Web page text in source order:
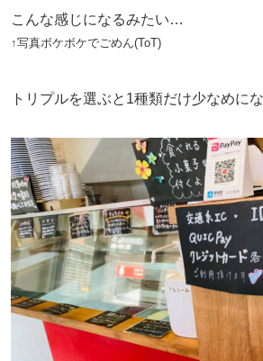
こんな感じになるみたい…
↑写真ボケボケでごめん(ToT)
トリプルを選ぶと1種類だけ少なめに